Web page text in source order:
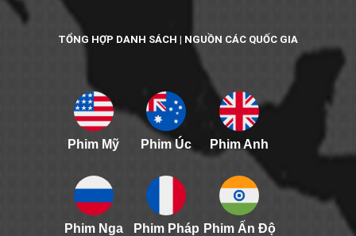
TỔNG HỢP DANH SÁCH | NGUỒN CÁC QUỐC GIA
Phim Mỹ Phim Úc Phim Anh
Phim Nga Phim Pháp Phim Ấn Độ